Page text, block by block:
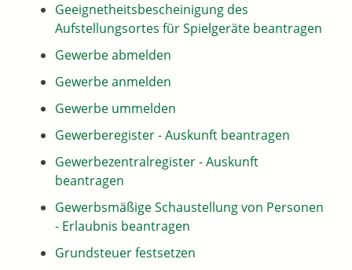
Geeignetheitsbescheinigung des
Aufstellungsortes für Spielgeräte beantragen
Gewerbe abmelden
Gewerbe anmelden
Gewerbe ummelden
Gewerberegister - Auskunft beantragen
Gewerbezentralregister - Auskunft
beantragen
Gewerbsmäßige Schaustellung von Personen
- Erlaubnis beantragen
Grundsteuer festsetzen